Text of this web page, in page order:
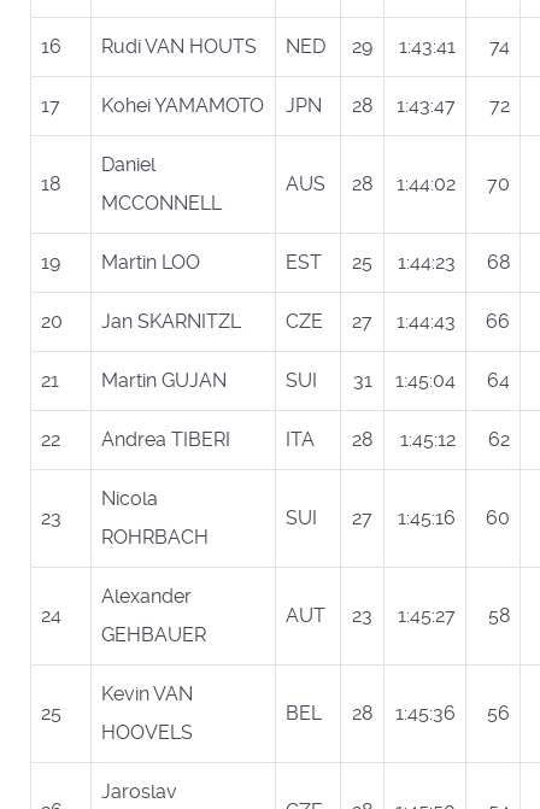
16 Rudi VAN HOUTS NED 29 1:43:41 74
17 Kohei YAMAMOTO JPN 28 1:43:47 72
18
Daniel
MCCONNELL
AUS 28 1:44:02 70
19 Martin LOO EST 25 1:44:23 68
20 Jan SKARNITZL CZE 27 1:44:43 66
21 Martin GUJAN SUI 31 1:45:04 64
22 Andrea TIBERI ITA 28 1:45:12 62
23
Nicola
ROHRBACH
SUI 27 1:45:16 60
24
Alexander
GEHBAUER
AUT 23 1:45:27 58
25
Kevin VAN
HOOVELS
BEL 28 1:45:36 56
Jaroslav